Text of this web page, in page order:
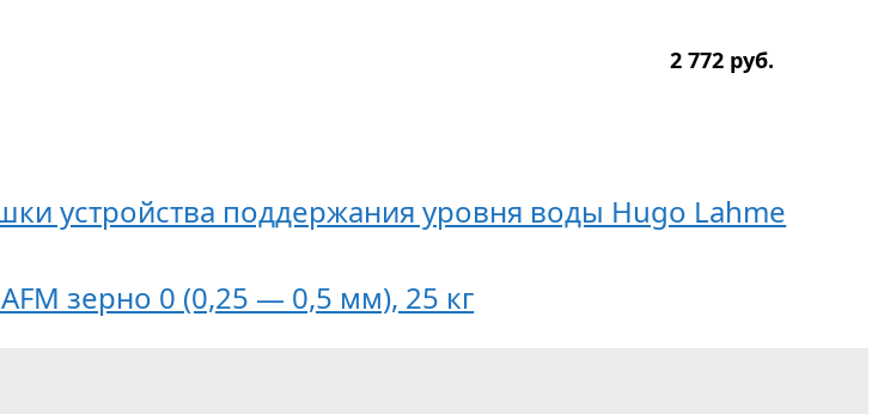
2 772 руб.
устройства поддержания уровня воды Hugo Lahme
зерно 0 (0,25 — 0,5 мм), 25 кг